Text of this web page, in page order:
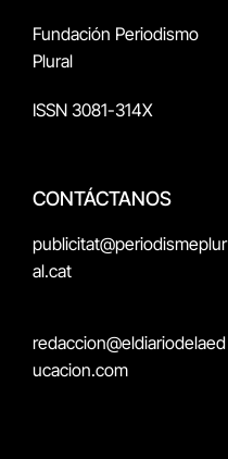
Fundación Periodismo
Plural
ISSN 3081-314X
CONTÁCTANOS
publicitat@periodismeplur
al.cat
redaccion@eldiariodelaed
ucacion.com